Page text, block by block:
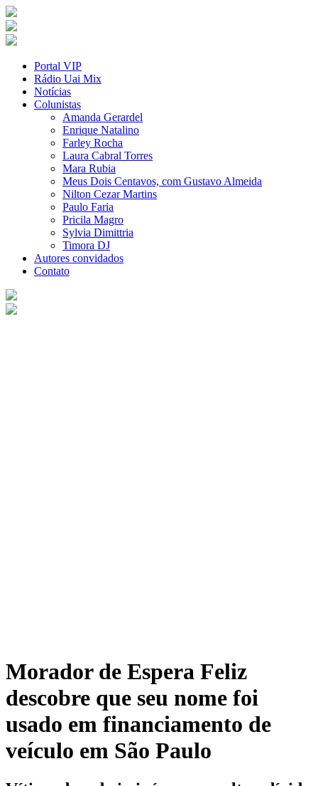
Portal VIP
Rádio Uai Mix
Notícias
Colunistas
Amanda Gerardel
Enrique Natalino
Farley Rocha
Laura Cabral Torres
Mara Rubia
Meus Dois Centavos, com Gustavo Almeida
Nilton Cezar Martins
Paulo Faria
Pricila Magro
Sylvia Dimittria
Timora DJ
Autores convidados
Contato
Morador de Espera Feliz
descobre que seu nome foi
usado em financiamento de
veículo em São Paulo